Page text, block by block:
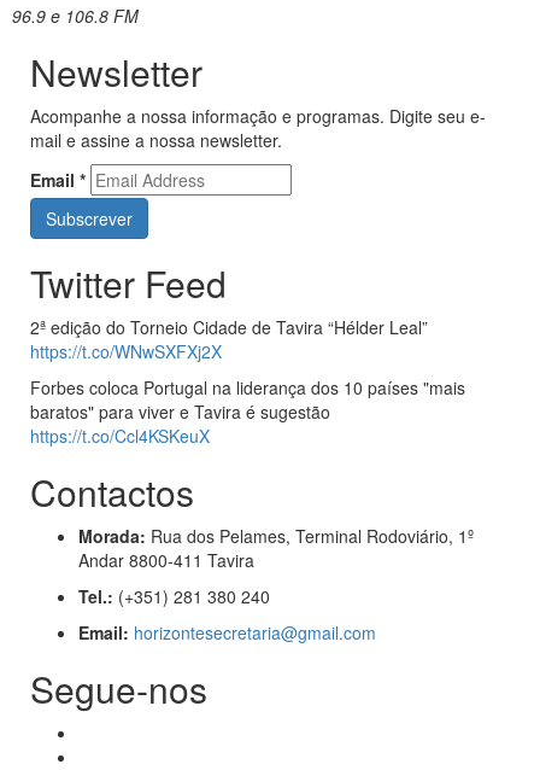
96.9 e 106.8 FM
Newsletter
Acompanhe a nossa informação e programas. Digite seu e-
mail e assine a nossa newsletter.
Email *
Twitter Feed
2ª edição do Torneio Cidade de Tavira “Hélder Leal”
https://t.co/WNwSXFXj2X
Forbes coloca Portugal na liderança dos 10 países "mais
baratos" para viver e Tavira é sugestão
https://t.co/Ccl4KSKeuX
Contactos
Morada: Rua dos Pelames, Terminal Rodoviário, 1º
Andar 8800-411 Tavira
Tel.: (+351) 281 380 240
Email: horizontesecretaria@gmail.com
Segue-nos